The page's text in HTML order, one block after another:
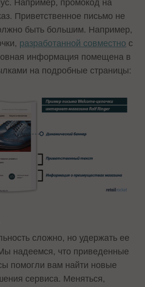
Например, промокод на
Приветственное письмо не
быть большим. Например,
разработанной совместно с
информация помещена в
на подробные страницы:
сложно, но удержать ее
надеемся, что приведенные
помогли вам найти новые
сервиса. Меняться,